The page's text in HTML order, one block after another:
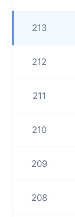
213
212
211
210
209
208